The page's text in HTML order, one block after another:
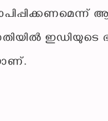
ഇഡിയുടെ